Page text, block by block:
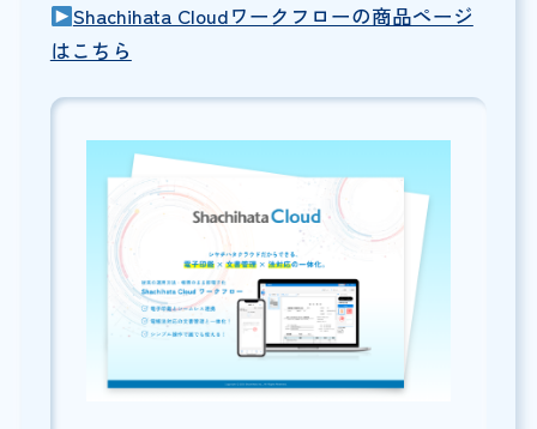
Shachihata Cloudワークフローの商品ページ
はこちら